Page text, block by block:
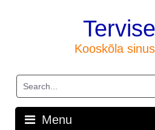
Kooskõla
Menu